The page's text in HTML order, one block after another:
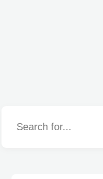
Word